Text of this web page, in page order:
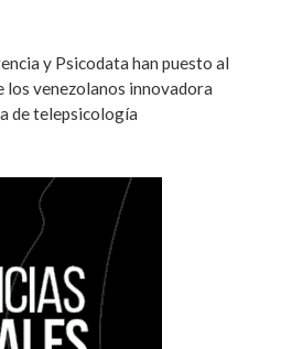
y Psicodata han puesto al
los venezolanos innovadora
de telepsicología